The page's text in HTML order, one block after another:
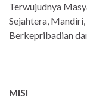
Terwujudnya
Sejahtera,
Berkepribadian
MISI